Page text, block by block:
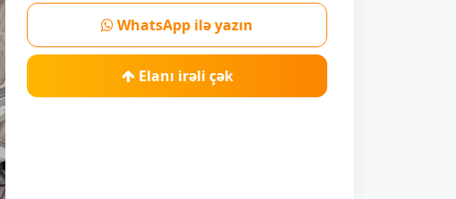
WhatsApp ilə yazın
Elanı irəli çək